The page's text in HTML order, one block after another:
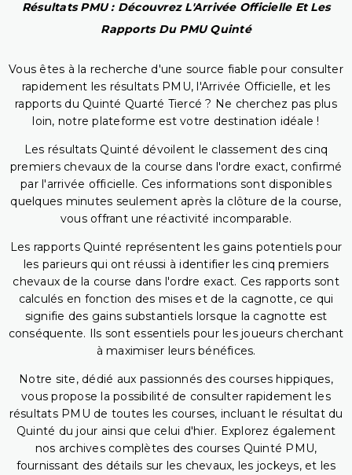
Résultats PMU : Découvrez L'Arrivée Officielle Et Les
Rapports Du PMU Quinté
Vous êtes à la recherche d'une source fiable pour consulter
rapidement les résultats PMU, l'Arrivée Officielle, et les
rapports du Quinté Quarté Tiercé ? Ne cherchez pas plus
loin, notre plateforme est votre destination idéale !
Les résultats Quinté dévoilent le classement des cinq
premiers chevaux de la course dans l'ordre exact, confirmé
par l'arrivée officielle. Ces informations sont disponibles
quelques minutes seulement après la clôture de la course,
vous offrant une réactivité incomparable.
Les rapports Quinté représentent les gains potentiels pour
les parieurs qui ont réussi à identifier les cinq premiers
chevaux de la course dans l'ordre exact. Ces rapports sont
calculés en fonction des mises et de la cagnotte, ce qui
signifie des gains substantiels lorsque la cagnotte est
conséquente. Ils sont essentiels pour les joueurs cherchant
à maximiser leurs bénéfices.
Notre site, dédié aux passionnés des courses hippiques,
vous propose la possibilité de consulter rapidement les
résultats PMU de toutes les courses, incluant le résultat du
Quinté du jour ainsi que celui d'hier. Explorez également
nos archives complètes des courses Quinté PMU,
fournissant des détails sur les chevaux, les jockeys, et les